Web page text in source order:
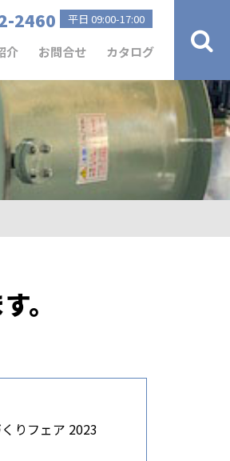
2460 平日 09:00-17:00
介 お問合せ カタログ
。
りフェア 2023